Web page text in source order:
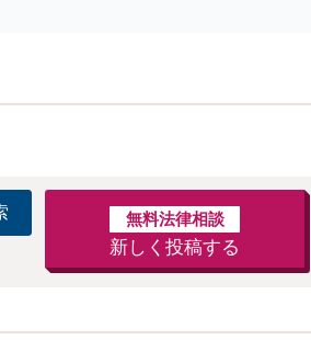
無料法律相談
新しく投稿する